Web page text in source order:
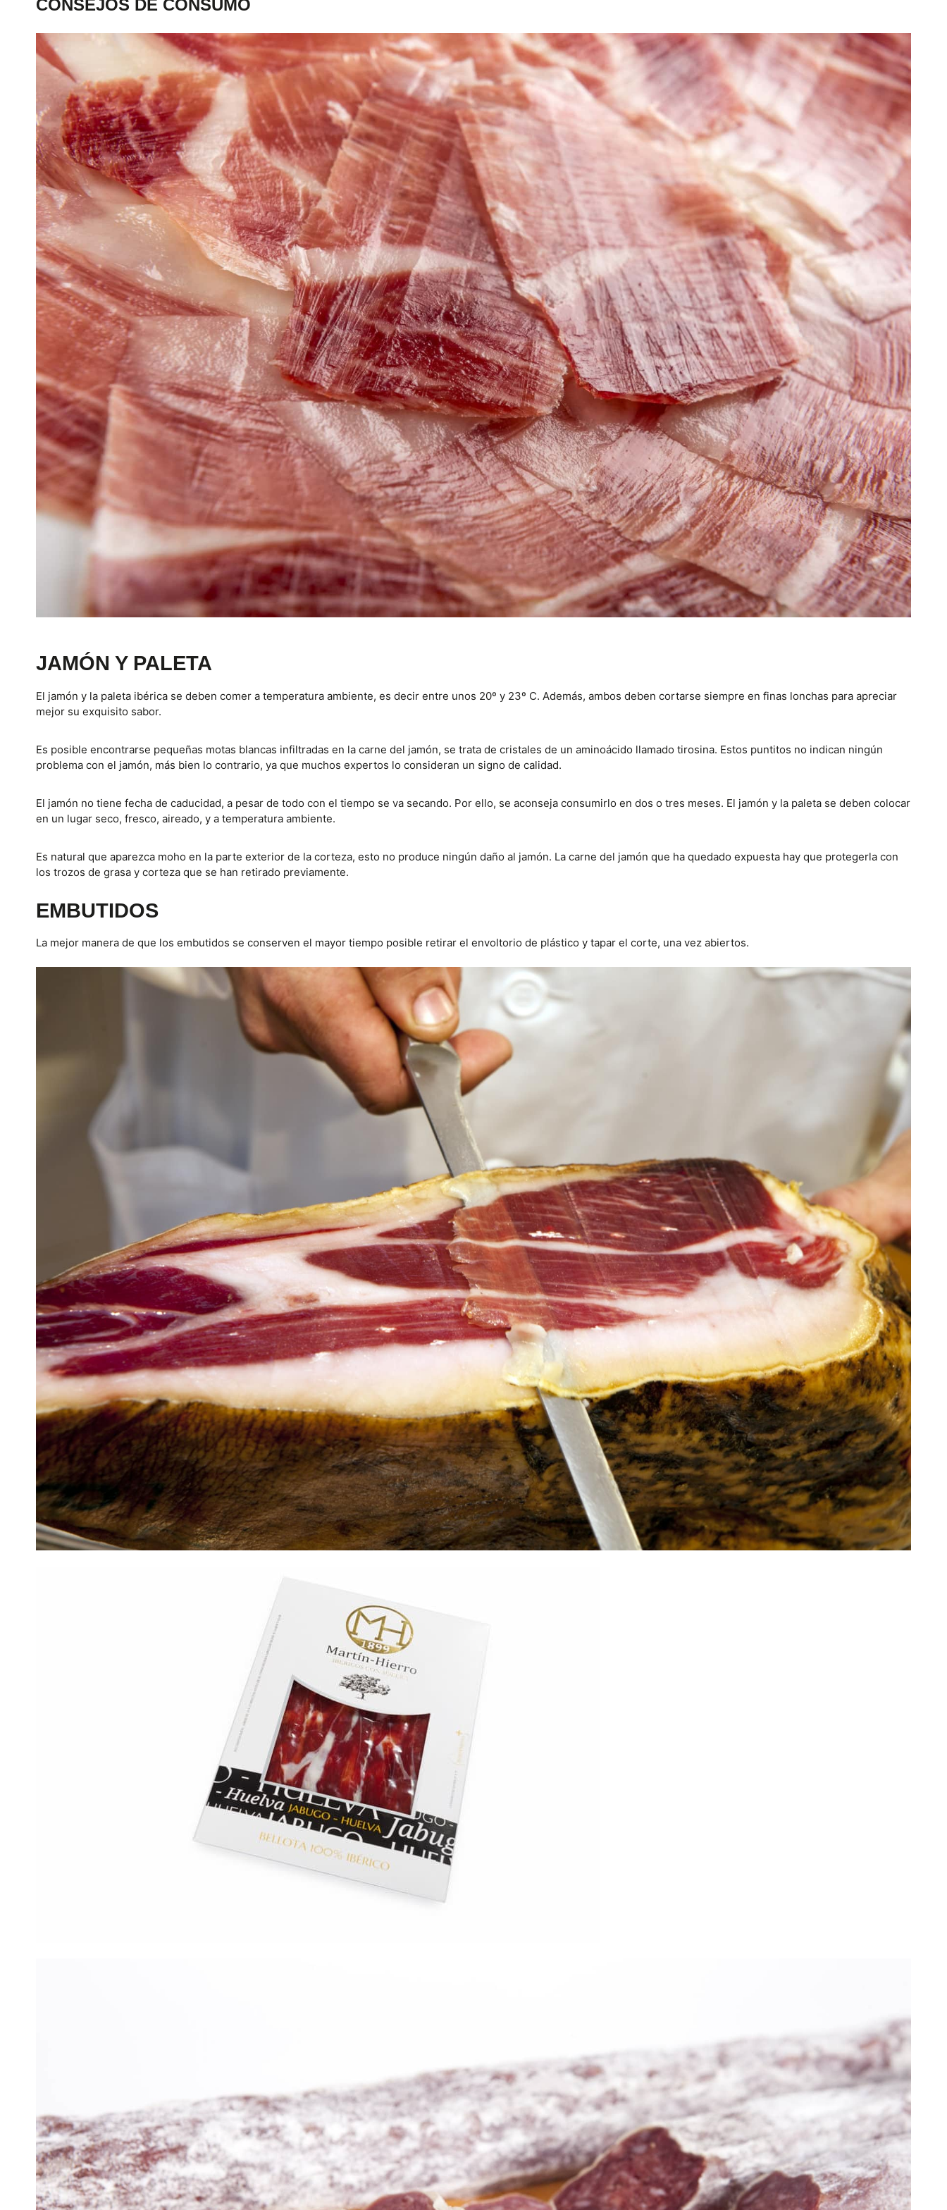
CONSEJOS DE CONSUMO
JAMÓN Y PALETA
El jamón y la paleta ibérica se deben comer a temperatura ambiente, es decir entre unos 20º y 23º C. Además, ambos deben cortarse siempre en finas lonchas para apreciar
mejor su exquisito sabor.
Es posible encontrarse pequeñas motas blancas infiltradas en la carne del jamón, se trata de cristales de un aminoácido llamado tirosina. Estos puntitos no indican ningún
problema con el jamón, más bien lo contrario, ya que muchos expertos lo consideran un signo de calidad.
El jamón no tiene fecha de caducidad, a pesar de todo con el tiempo se va secando. Por ello, se aconseja consumirlo en dos o tres meses. El jamón y la paleta se deben colocar
en un lugar seco, fresco, aireado, y a temperatura ambiente.
Es natural que aparezca moho en la parte exterior de la corteza, esto no produce ningún daño al jamón. La carne del jamón que ha quedado expuesta hay que protegerla con
los trozos de grasa y corteza que se han retirado previamente.
EMBUTIDOS
La mejor manera de que los embutidos se conserven el mayor tiempo posible retirar el envoltorio de plástico y tapar el corte, una vez abiertos.